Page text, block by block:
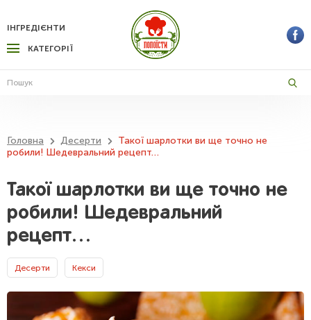
КАТЕГОРІЇ
ІНГРЕДІЄНТИ
Головна Десерти
Такої шарлотки ви ще точно не
робили! Шедевральний рецепт…
Такої шарлотки ви ще точно не
робили! Шедевральний
рецепт…
Десерти Кекси